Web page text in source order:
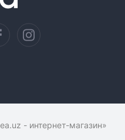
- интернет-магазин»